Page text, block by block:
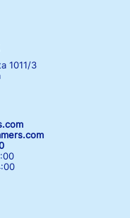
1011/3